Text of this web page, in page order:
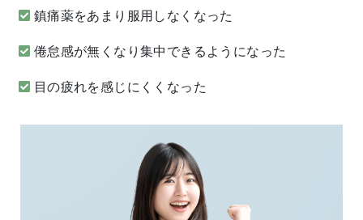
鎮痛薬をあまり服用しなくなった
倦怠感が無くなり集中できるようになった
目の疲れを感じにくくなった